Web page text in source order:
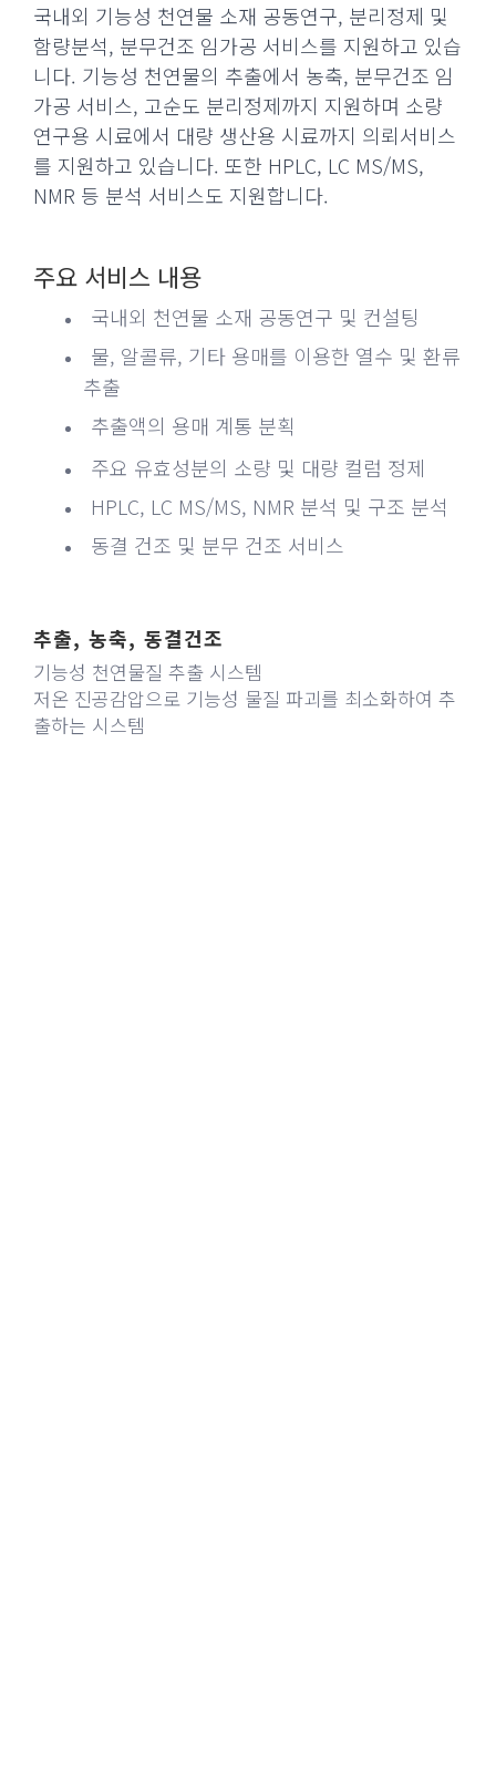
국내외 기능성 천연물 소재 공동연구, 분리정제 및
함량분석, 분무건조 임가공 서비스를 지원하고 있습
니다. 기능성 천연물의 추출에서 농축, 분무건조 임
가공 서비스, 고순도 분리정제까지 지원하며 소량
연구용 시료에서 대량 생산용 시료까지 의뢰서비스
를 지원하고 있습니다. 또한 HPLC, LC MS/MS,
NMR 등 분석 서비스도 지원합니다.
주요 서비스 내용
국내외 천연물 소재 공동연구 및 컨설팅
물, 알콜류, 기타 용매를 이용한 열수 및 환류
추출
추출액의 용매 계통 분획
주요 유효성분의 소량 및 대량 컬럼 정제
HPLC, LC MS/MS, NMR 분석 및 구조 분석
동결 건조 및 분무 건조 서비스
추출, 농축, 동결건조
기능성 천연물질 추출 시스템
저온 진공감압으로 기능성 물질 파괴를 최소화하여 추
출하는 시스템